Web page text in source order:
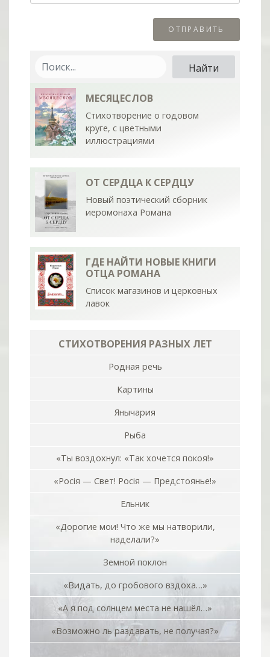
МЕСЯЦЕСЛОВ
Стихотворение о годовом
круге, с цветными
иллюстрациями
ОТ СЕРДЦА К СЕРДЦУ
Новый поэтический сборник
иеромонаха Романа
ГДЕ НАЙТИ НОВЫЕ КНИГИ
ОТЦА РОМАНА
Список магазинов и церковных
лавок
СТИХОТВОРЕНИЯ РАЗНЫХ ЛЕТ
Родная речь
Картины
Янычария
Рыба
«Ты воздохнул: «Так хочется покоя!»
«Росiя — Свет! Росiя — Предстоянье!»
Ельник
«Дорогие мои! Что же мы натворили,
наделали?»
Земной поклон
«Видать, до гробового вздоха…»
«А я под солнцем места не нашёл…»
«Возможно ль раздавать, не получая?»